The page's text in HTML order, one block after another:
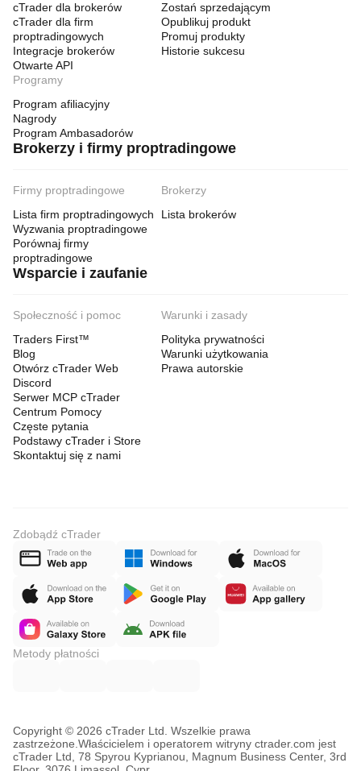
cTrader dla brokerów
cTrader dla firm
proptradingowych
Integracje brokerów
Otwarte API
Zostań sprzedającym
Opublikuj produkt
Promuj produkty
Historie sukcesu
Programy
Program afiliacyjny
Nagrody
Program Ambasadorów
Brokerzy i firmy proptradingowe
Firmy proptradingowe
Lista firm proptradingowych
Wyzwania proptradingowe
Porównaj firmy
proptradingowe
Brokerzy
Lista brokerów
Wsparcie i zaufanie
Społeczność i pomoc
Traders First™
Blog
Otwórz cTrader Web
Discord
Serwer MCP cTrader
Centrum Pomocy
Częste pytania
Podstawy cTrader i Store
Skontaktuj się z nami
Warunki i zasady
Polityka prywatności
Warunki użytkowania
Prawa autorskie
Zdobądź cTrader
Metody płatności
Copyright © 2026 cTrader Ltd. Wszelkie prawa
zastrzeżone. Właścicielem i operatorem witryny ctrader.com jest
cTrader Ltd, 78 Spyrou Kyprianou, Magnum Business Center, 3rd